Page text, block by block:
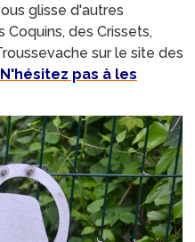
glisse d'autres
des Crissets,
sur le site des
N'hésitez pas à les